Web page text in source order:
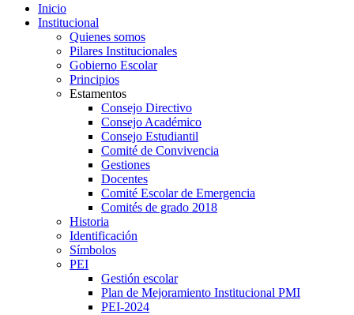
Inicio
Institucional
Quienes somos
Pilares Institucionales
Gobierno Escolar
Principios
Estamentos
Consejo Directivo
Consejo Académico
Consejo Estudiantil
Comité de Convivencia
Gestiones
Docentes
Comité Escolar de Emergencia
Comités de grado 2018
Historia
Identificación
Símbolos
PEI
Gestión escolar
Plan de Mejoramiento Institucional PMI
PEI-2024